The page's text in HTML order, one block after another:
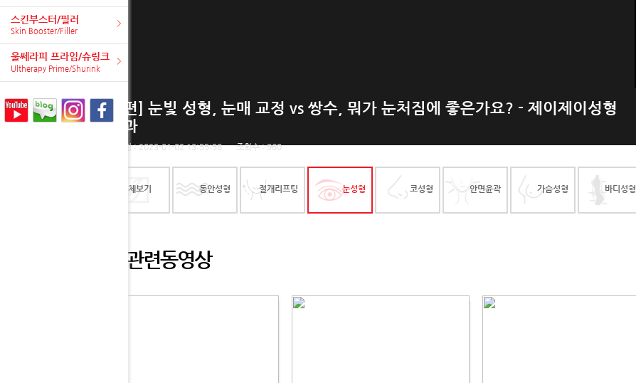
스킨부스터/필러
Skin Booster/Filler
울쎄라피 프라임/슈링크
Ultherapy Prime/Shurink
[2편] 눈빛 성형, 눈매 교정 vs 쌍수, 뭐가 눈처짐에 좋은가요? - 제이제이성형
외과
등록일 : 2023-01-02 13:55:58 조회수 : 960
전체보기 동안성형 절개리프팅 눈성형 코성형 안면윤곽 가슴성형 바디성형
관련동영상